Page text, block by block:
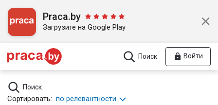
Praca.by
Загрузите на Google Play
Поиск Войти
Поиск
Сортировать: по релевантности